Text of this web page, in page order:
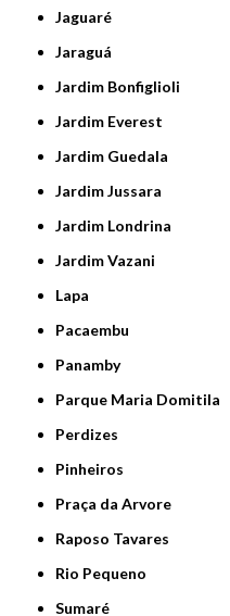
Jaguaré
Jaraguá
Jardim Bonfiglioli
Jardim Everest
Jardim Guedala
Jardim Jussara
Jardim Londrina
Jardim Vazani
Lapa
Pacaembu
Panamby
Parque Maria Domitila
Perdizes
Pinheiros
Praça da Arvore
Raposo Tavares
Rio Pequeno
Sumaré